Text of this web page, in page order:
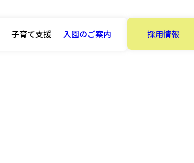
子育て支援 入園のご案内 採用情報